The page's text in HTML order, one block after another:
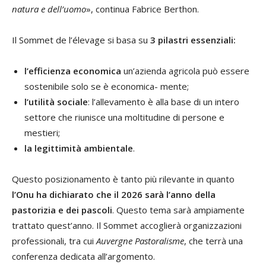
natura e dell’uomo», continua Fabrice Berthon.
Il Sommet de l’élevage si basa su 3 pilastri essenziali:
l’efficienza economica un’azienda agricola può essere
sostenibile solo se è economica- mente;
l’utilità sociale: l’allevamento è alla base di un intero
settore che riunisce una moltitudine di persone e
mestieri;
la legittimità ambientale.
Questo posizionamento è tanto più rilevante in quanto
l’Onu ha dichiarato che il 2026 sarà l’anno della
pastorizia e dei pascoli. Questo tema sarà ampiamente
trattato quest’anno. Il Sommet accoglierà organizzazioni
professionali, tra cui Auvergne Pastoralisme, che terrà una
conferenza dedicata all’argomento.